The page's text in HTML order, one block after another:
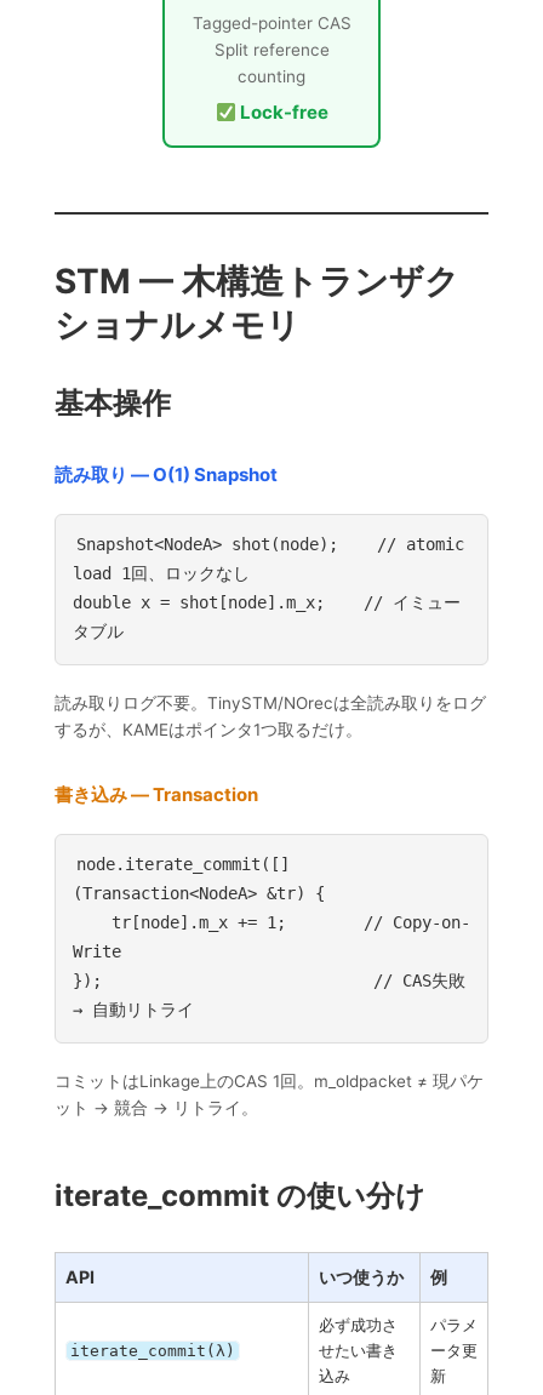
Tagged-pointer CAS
Split reference
counting
Lock-free
STM — 木構造トランザク
ショナルメモリ
基本操作
読み取り — O(1) Snapshot
Snapshot<NodeA> shot(node);    // atomic
load 1回、ロックなし
double x = shot[node].m_x;    // イミュー
タブル
読み取りログ不要。TinySTM/NOrecは全読み取りをログ
するが、KAMEはポインタ1つ取るだけ。
書き込み — Transaction
node.iterate_commit([]
(Transaction<NodeA> &tr) {
Write
});                            // CAS失敗
→ 自動リトライ
コミットはLinkage上のCAS 1回。m_oldpacket ≠ 現パケ
ット → 競合 → リトライ。
iterate_commit の使い分け
API いつ使うか 例
iterate_commit(λ)
必ず成功さ
せたい書き
込み
パラメ
ータ更
新